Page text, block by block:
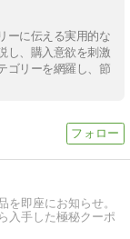
ーに伝える実用的な
し、購入意欲を刺激
ゴリーを網羅し、節
を即座にお知らせ。
入手した極秘クーポ